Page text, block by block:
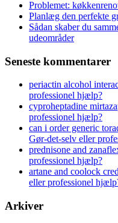
Problemet:
Planlæg den perfekte
Sådan skaber du
udeområder
Seneste kommentarer
periactin alcohol
professionel hjælp?
cyproheptadine
professionel hjælp?
can i order generic
Gør-det-selv eller
prednisone and
professionel hjælp?
artane and coolock
eller professionel
Arkiver